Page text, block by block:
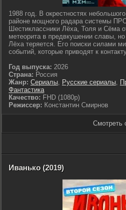
1988 год. В окрестностях
районе мощного радара системы
Шестиклассники Лёха, Толя и Сёма
метеорита в предвкушении славы,
Лёха теряется. Его поиски силами
событий, которые приводят к
Год выпуска: 2026
Страна: Россия
Жанр: Сериалы, Русские сериалы,
Фантастика
Качество: FHD (1080p)
Режиссер: Константин Смирнов
Смотреть
Иванько (2019)